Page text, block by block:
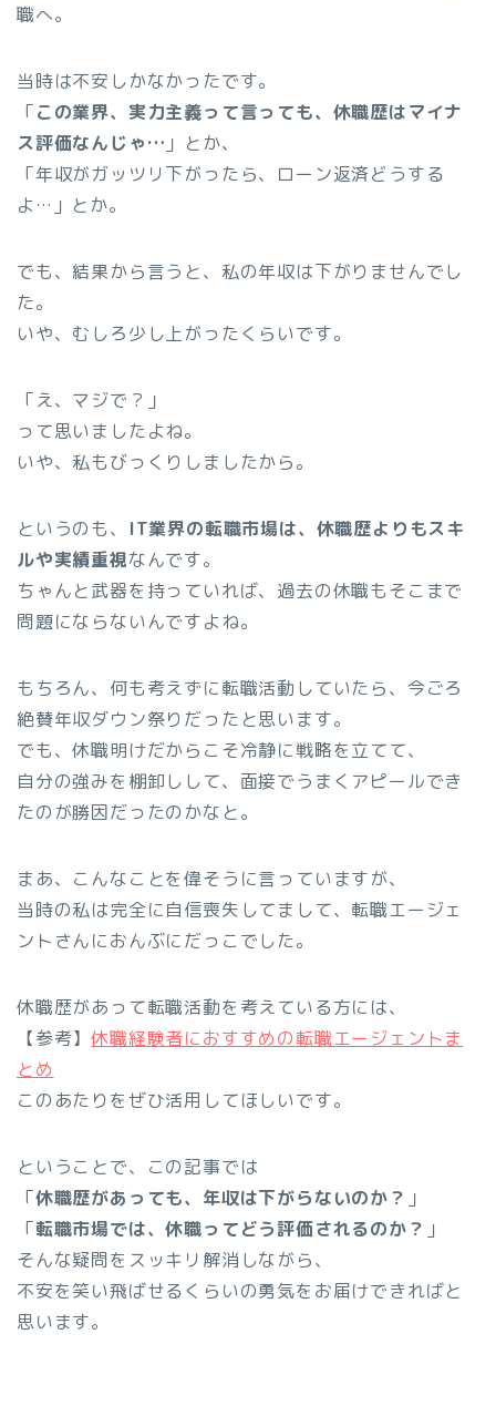
職へ。
当時は不安しかなかったです。
「この業界、実力主義って言っても、休職歴はマイナ
ス評価なんじゃ… 」とか、
「年収がガッツリ下がったら、ローン返済どうする
よ…」とか。
でも、結果から言うと、私の年収は下がりませんでし
た。
いや、むしろ少し上がったくらいです。
「え、マジで？」
って思いましたよね。
いや、私もびっくりしましたから。
というのも、 IT業界の転職市場は、休職歴よりもスキ
ルや実績重視なんです。
ちゃんと武器を持っていれば、過去の休職もそこまで
問題にならないんですよね。
もちろん、何も考えずに転職活動していたら、今ごろ
絶賛年収ダウン祭りだったと思います。
でも、休職明けだからこそ冷静に戦略を立てて、
自分の強みを棚卸しして、面接でうまくアピールでき
たのが勝因だったのかなと。
まあ、こんなことを偉そうに言っていますが、
当時の私は完全に自信喪失してまして、転職エージェ
ントさんにおんぶにだっこでした。
休職歴があって転職活動を考えている方には、
【参考】休職経験者におすすめの転職エージェントま
とめ
このあたりをぜひ活用してほしいです。
ということで、この記事では
「休職歴があっても、年収は下がらないのか？ 」
「転職市場では、休職ってどう評価されるのか？ 」
そんな疑問をスッキリ解消しながら、
不安を笑い飛ばせるくらいの勇気をお届けできればと
思います。